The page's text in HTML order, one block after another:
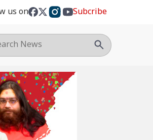
us on Subcribe